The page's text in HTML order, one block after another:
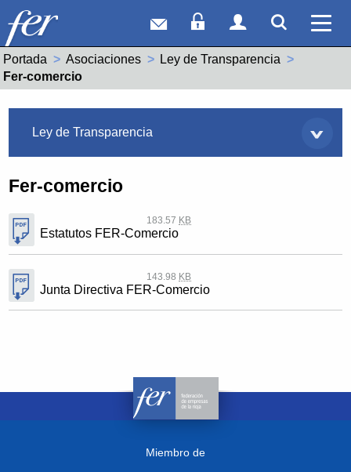
Correo webAcceso Socios
Acceso
Portada Asociaciones
Ley de Transparencia
Actual:
Fer-comercio
Ley de Transparencia
Fer-comercio
183.57 KB
Estatutos FER-Comercio
143.98 KB
Junta Directiva FER-Comercio
Miembro de